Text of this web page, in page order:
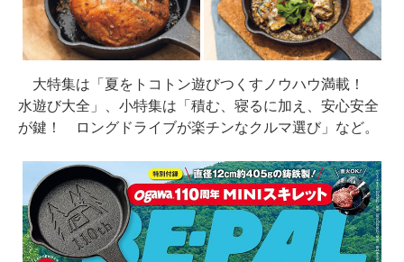
大特集は「夏をトコトン遊びつくすノウハウ満載！
水遊び大全」、小特集は「積む、寝るに加え、安心安全
が鍵！ ロングドライブが楽チンなクルマ選び」など。